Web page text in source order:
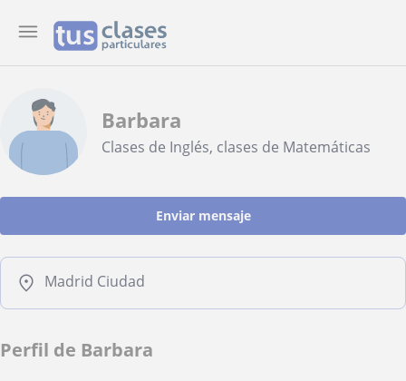
Barbara
Clases de Inglés, clases de Matemáticas
Enviar mensaje
Madrid Ciudad
Perfil de Barbara